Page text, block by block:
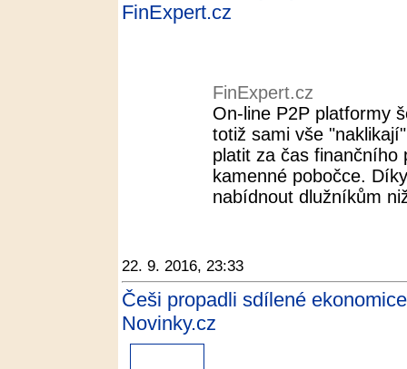
FinExpert.cz
FinExpert.cz
On-line P2P platformy
totiž sami vše
platit za čas finančního
kamenné pobočce.
nabídnout dlužníkům
22. 9. 2016, 23:33
Češi propadli sdílené
Novinky.cz